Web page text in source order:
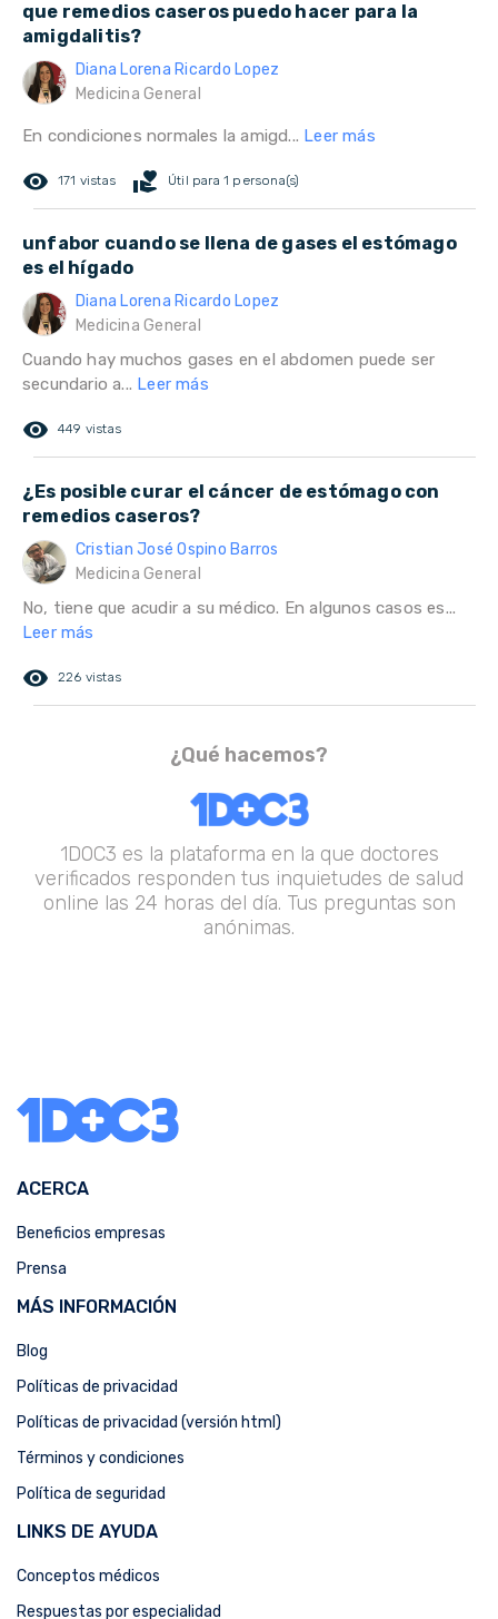
que remedios caseros puedo hacer para la
amigdalitis?
Diana Lorena Ricardo Lopez
Medicina General
En condiciones normales la amigd... Leer más
remove_red_eye 171 vistas volunteer_activism Útil para 1 persona(s)
unfabor cuando se llena de gases el estómago
es el hígado
Diana Lorena Ricardo Lopez
Medicina General
Cuando hay muchos gases en el abdomen puede ser
secundario a... Leer más
remove_red_eye 449 vistas
¿Es posible curar el cáncer de estómago con
remedios caseros?
Cristian José Ospino Barros
Medicina General
No, tiene que acudir a su médico. En algunos casos es...
Leer más
remove_red_eye 226 vistas
¿Qué hacemos?
1DOC3 es la plataforma en la que doctores
verificados responden tus inquietudes de salud
online las 24 horas del día. Tus preguntas son
anónimas.
ACERCA
Beneficios empresas
Prensa
MÁS INFORMACIÓN
Blog
Políticas de privacidad
Políticas de privacidad (versión html)
Términos y condiciones
Política de seguridad
LINKS DE AYUDA
Conceptos médicos
Respuestas por especialidad